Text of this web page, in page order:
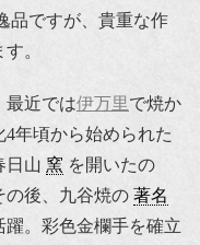
品ですが、貴重な作
。
最近では伊万里で焼か
年頃から始められた
日山 窯 を開いたの
の後、九谷焼の 著名
躍。彩色金欄手を確立